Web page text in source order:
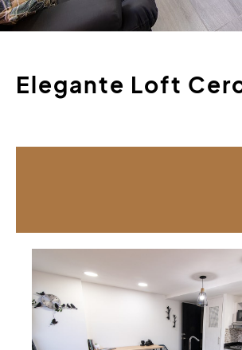
Elegante Loft